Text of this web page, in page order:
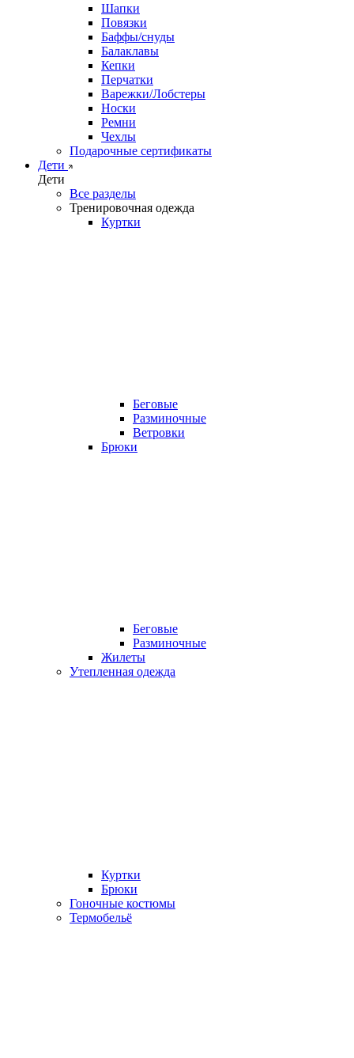
Шапки
Повязки
Баффы/снуды
Балаклавы
Кепки
Перчатки
Варежки/Лобстеры
Носки
Ремни
Чехлы
Подарочные сертификаты
Дети
Дети
Все разделы
Тренировочная одежда
Куртки
Беговые
Разминочные
Ветровки
Брюки
Беговые
Разминочные
Жилеты
Утепленная одежда
Куртки
Брюки
Гоночные костюмы
Термобельё